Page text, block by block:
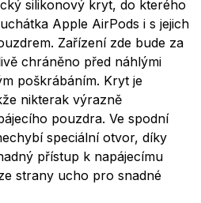
silikonový kryt, do kterého
Apple AirPods i s jejich
Zařízení zde bude za
chráněno před náhlými
poškrábáním. Kryt je
nikterak výrazně
pouzdra. Ve spodní
speciální otvor, díky
přístup k napájecímu
strany ucho pro snadné